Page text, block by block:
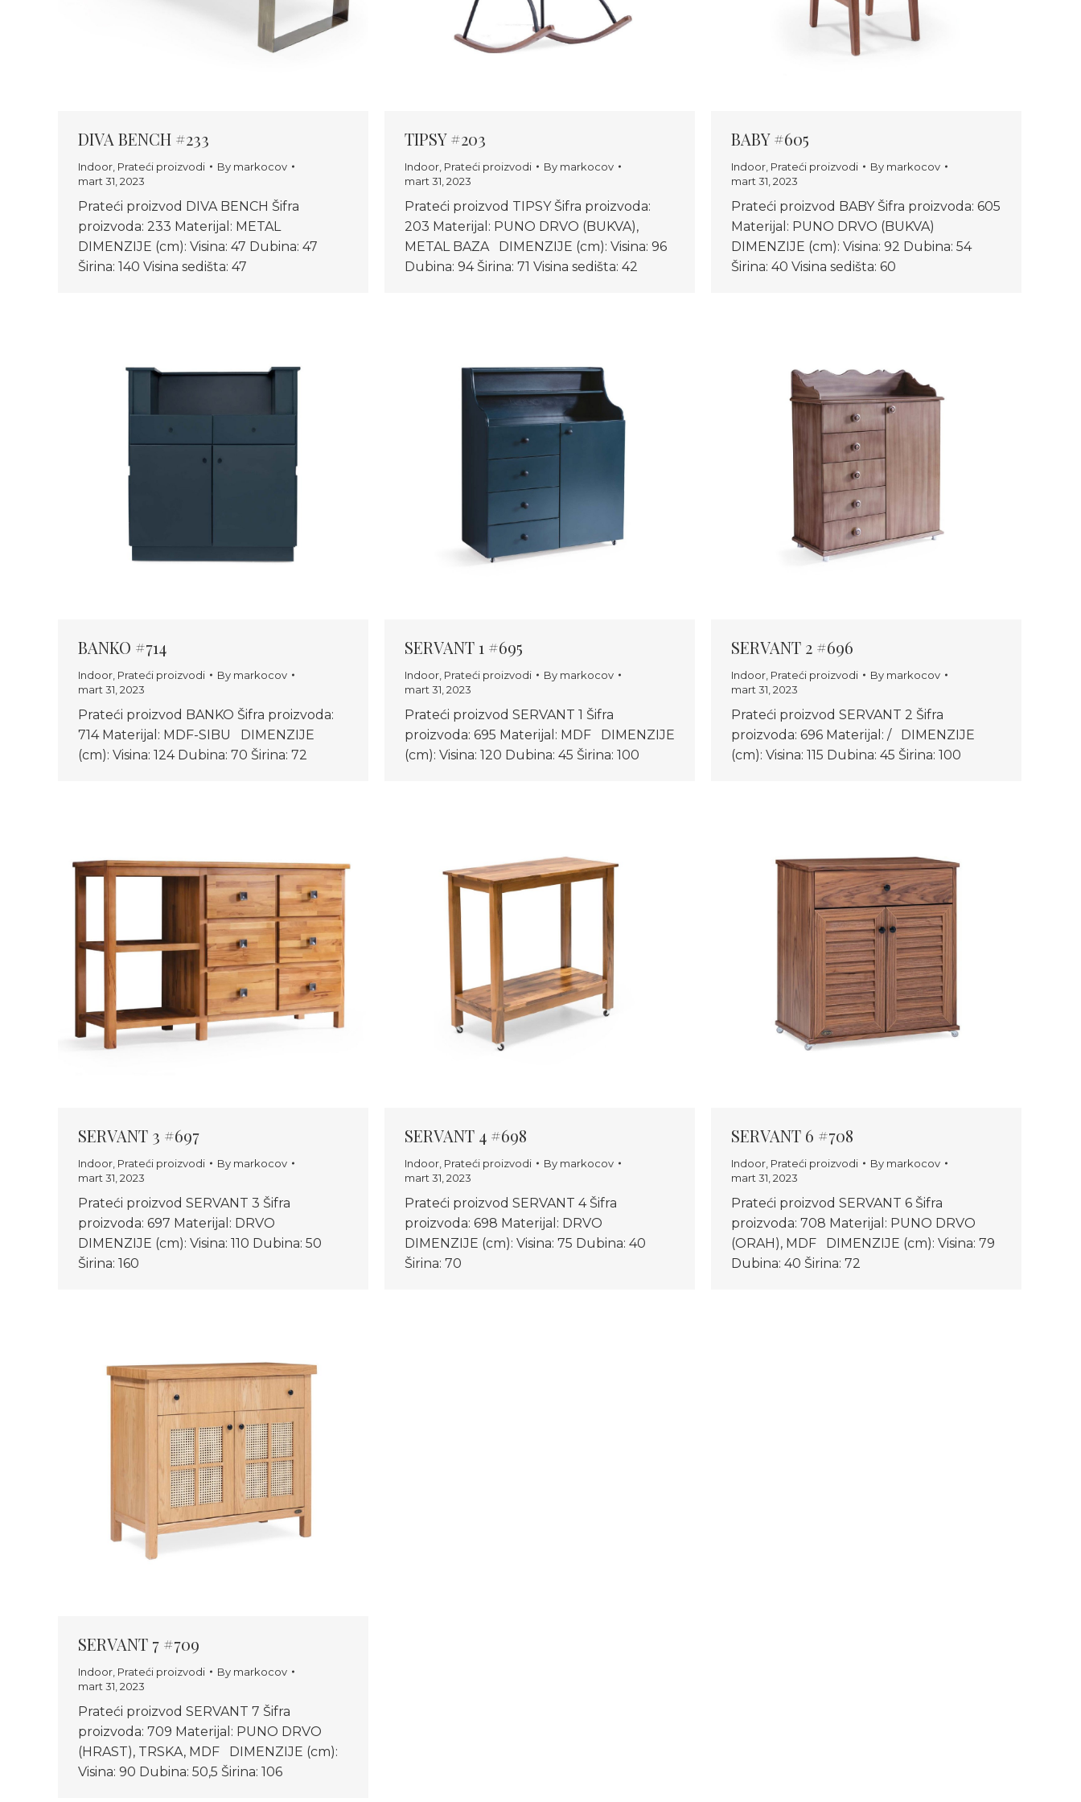
DIVA BENCH #233
Indoor Prateći proizvodi By markocov
mart 31, 2023
Prateći proizvod DIVA BENCH Šifra
proizvoda: 233 Materijal: METAL
DIMENZIJE (cm): Visina: 47 Dubina: 47
Širina: 140 Visina sedišta: 47
TIPSY #203
Indoor Prateći proizvodi By markocov
mart 31, 2023
Prateći proizvod TIPSY Šifra proizvoda:
203 Materijal: PUNO DRVO (BUKVA),
METAL BAZA DIMENZIJE (cm): Visina: 96
Dubina: 94 Širina: 71 Visina sedišta: 42
BABY #605
Indoor Prateći proizvodi By markocov
mart 31, 2023
Prateći proizvod BABY Šifra proizvoda: 605
Materijal: PUNO DRVO (BUKVA)
DIMENZIJE (cm): Visina: 92 Dubina: 54
Širina: 40 Visina sedišta: 60
BANKO #714
Indoor Prateći proizvodi By markocov
mart 31, 2023
Prateći proizvod BANKO Šifra proizvoda:
714 Materijal: MDF-SIBU DIMENZIJE
(cm): Visina: 124 Dubina: 70 Širina: 72
SERVANT 1 #695
Indoor Prateći proizvodi By markocov
mart 31, 2023
Prateći proizvod SERVANT 1 Šifra
proizvoda: 695 Materijal: MDF DIMENZIJE
(cm): Visina: 120 Dubina: 45 Širina: 100
SERVANT 2 #696
Indoor Prateći proizvodi By markocov
mart 31, 2023
Prateći proizvod SERVANT 2 Šifra
proizvoda: 696 Materijal: / DIMENZIJE
(cm): Visina: 115 Dubina: 45 Širina: 100
SERVANT 3 #697
Indoor Prateći proizvodi By markocov
mart 31, 2023
Prateći proizvod SERVANT 3 Šifra
proizvoda: 697 Materijal: DRVO
DIMENZIJE (cm): Visina: 110 Dubina: 50
Širina: 160
SERVANT 4 #698
Indoor Prateći proizvodi By markocov
mart 31, 2023
Prateći proizvod SERVANT 4 Šifra
proizvoda: 698 Materijal: DRVO
DIMENZIJE (cm): Visina: 75 Dubina: 40
Širina: 70
SERVANT 6 #708
Indoor Prateći proizvodi By markocov
mart 31, 2023
Prateći proizvod SERVANT 6 Šifra
proizvoda: 708 Materijal: PUNO DRVO
(ORAH), MDF DIMENZIJE (cm): Visina: 79
Dubina: 40 Širina: 72
SERVANT 7 #709
Indoor Prateći proizvodi By markocov
mart 31, 2023
Prateći proizvod SERVANT 7 Šifra
proizvoda: 709 Materijal: PUNO DRVO
(HRAST), TRSKA, MDF DIMENZIJE (cm):
Visina: 90 Dubina: 50,5 Širina: 106